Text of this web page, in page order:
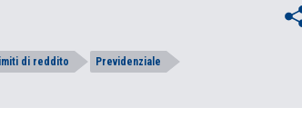
limiti di reddito Previdenziale